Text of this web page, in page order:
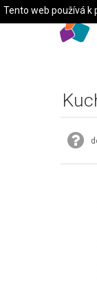
Tento web používá k